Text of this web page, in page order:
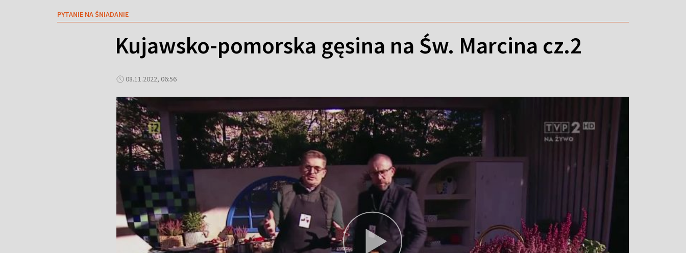
PYTANIE NA ŚNIADANIE
Kujawsko-pomorska gęsina na Św. Marcina cz.2
08.11.2022, 06:56